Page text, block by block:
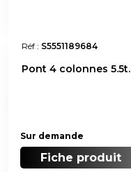
Réf : S5551189684
Pont 4 colonnes 5.5t.
Sur demande
Fiche produit